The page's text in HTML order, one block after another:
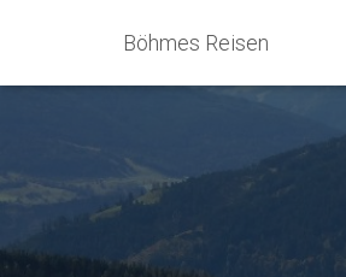
Böhmes Reisen